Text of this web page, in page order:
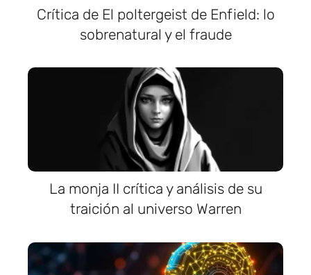
Crítica de El poltergeist de Enfield: lo
sobrenatural y el fraude
La monja II crítica y análisis de su
traición al universo Warren